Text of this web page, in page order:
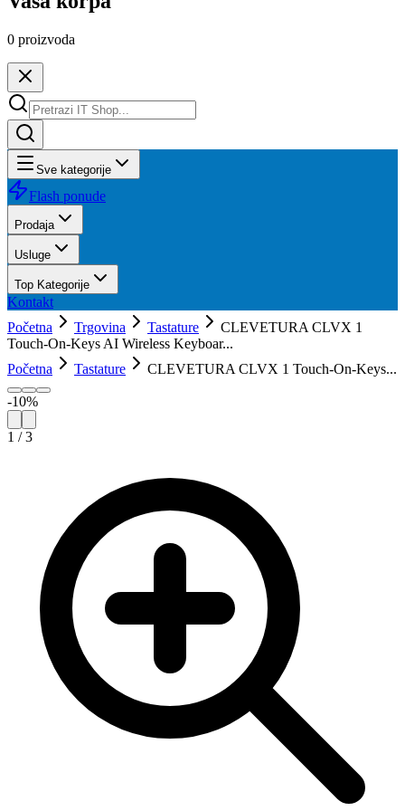
0 proizvoda
Sve kategorije
Flash ponude
Prodaja
Usluge
Top Kategorije
Kontakt
Početna
Trgovina Tastature
CLEVETURA CLVX 1
Touch-On-Keys AI Wireless Keyboar...
Početna
Tastature CLEVETURA CLVX 1 Touch-On-Keys...
-10%
1 /3